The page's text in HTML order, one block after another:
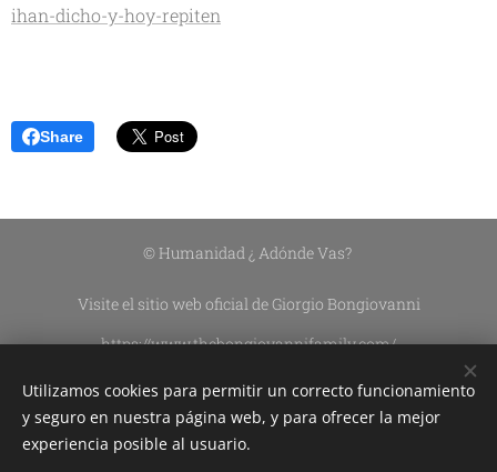
ihan-dicho-y-hoy-repiten
Share
© Humanidad ¿ Adónde Vas?
Visite el sitio web oficial de Giorgio Bongiovanni
https://www.thebongiovannifamily.com/
Asociación Civil Sin Fines De Lucro DEL CIELO A LA TIERRA
Edición de contenidos:
Utilizamos cookies para permitir un correcto funcionamiento
y seguro en nuestra página web, y para ofrecer la mejor
experiencia posible al usuario.